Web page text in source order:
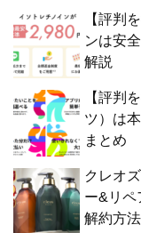
【評判
ンは安
解説
【評判
ツ）は
まとめ
クレオ
ー&リペ
解約方